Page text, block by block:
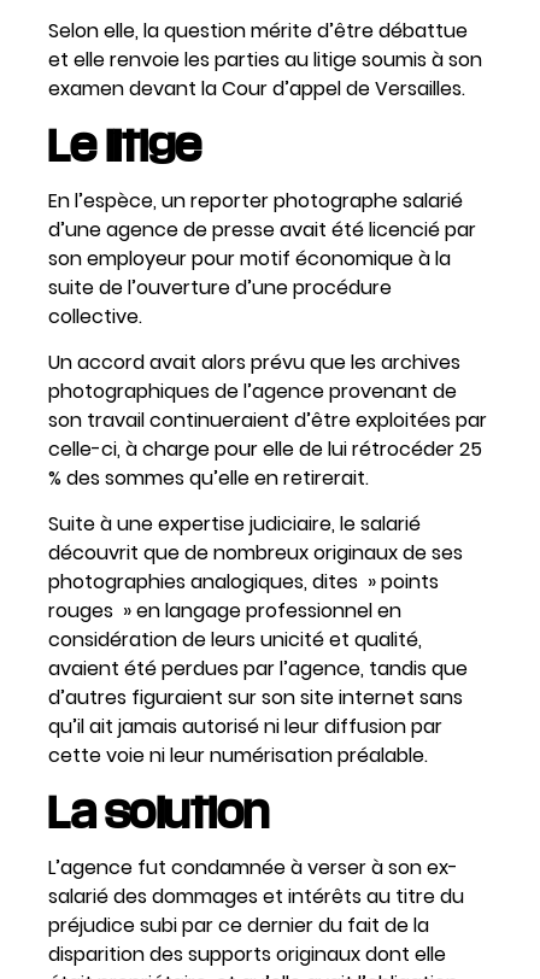
Selon elle, la question mérite d’être débattue
et elle renvoie les parties au litige soumis à son
examen devant la Cour d’appel de Versailles.
Le litige
En l’espèce, un reporter photographe salarié
d’une agence de presse avait été licencié par
son employeur pour motif économique à la
suite de l’ouverture d’une procédure
collective.
Un accord avait alors prévu que les archives
photographiques de l’agence provenant de
son travail continueraient d’être exploitées par
celle-ci, à charge pour elle de lui rétrocéder 25
% des sommes qu’elle en retirerait.
Suite à une expertise judiciaire, le salarié
découvrit que de nombreux originaux de ses
photographies analogiques, dites » points
rouges » en langage professionnel en
considération de leurs unicité et qualité,
avaient été perdues par l’agence, tandis que
d’autres figuraient sur son site internet sans
qu’il ait jamais autorisé ni leur diffusion par
cette voie ni leur numérisation préalable.
La solution
L’agence fut condamnée à verser à son ex-
salarié des dommages et intérêts au titre du
préjudice subi par ce dernier du fait de la
disparition des supports originaux dont elle